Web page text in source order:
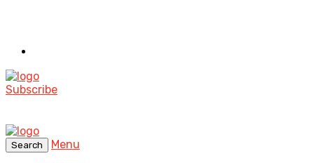
Subscribe
Search
Menu